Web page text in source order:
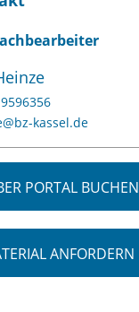
kassel.de
PORTAL BUCHEN
ANFORDERN